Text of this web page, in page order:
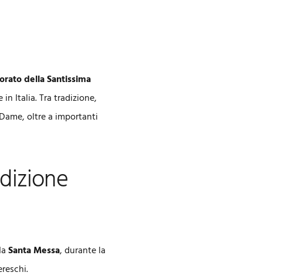
della Santissima
in Italia. Tra tradizione,
oltre a importanti
Santa Messa, durante la